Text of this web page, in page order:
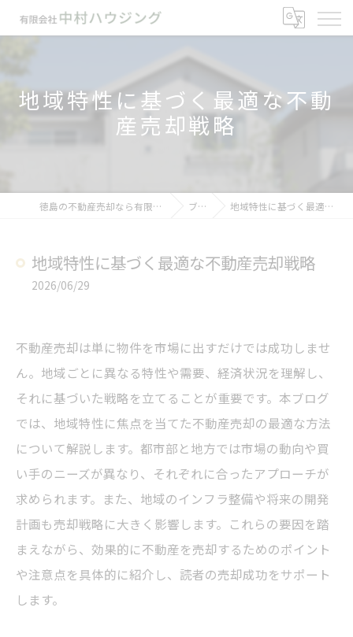
地域特性に基づく最適な不動
産売却戦略
徳島の不動産売却なら有限会社中村ハウジング ブログ 地域特性に基づく最適な不動産売却戦略
地域特性に基づく最適な不動産売却戦略
2026/06/29
不動産売却は単に物件を市場に出すだけでは成功しませ
ん。地域ごとに異なる特性や需要、経済状況を理解し、
それに基づいた戦略を立てることが重要です。本ブログ
では、地域特性に焦点を当てた不動産売却の最適な方法
について解説します。都市部と地方では市場の動向や買
い手のニーズが異なり、それぞれに合ったアプローチが
求められます。また、地域のインフラ整備や将来の開発
計画も売却戦略に大きく影響します。これらの要因を踏
まえながら、効果的に不動産を売却するためのポイント
や注意点を具体的に紹介し、読者の売却成功をサポート
します。